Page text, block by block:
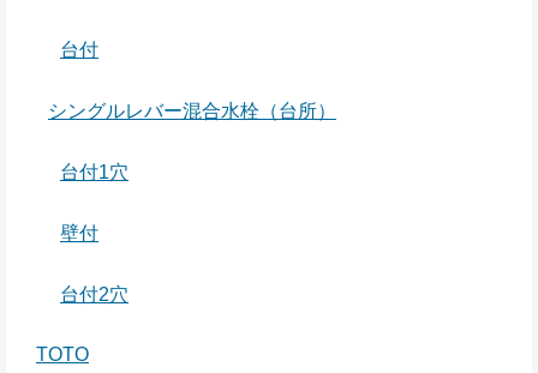
台付
シングルレバー混合水栓（台所）
台付1穴
壁付
台付2穴
TOTO